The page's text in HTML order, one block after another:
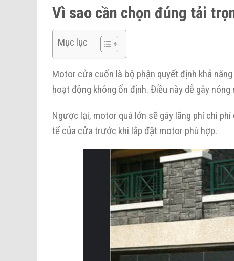
Vì sao cần chọn đúng tải
Mục lục
Motor cửa cuốn là bộ phận quyết định khả
hoạt động không ổn định. Điều này dễ gây
Ngược lại, motor quá lớn sẽ gây lãng phí chi
tế của cửa trước khi lắp đặt motor phù hợp.